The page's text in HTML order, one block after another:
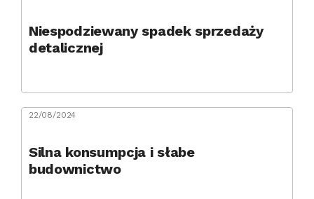
Niespodziewany spadek sprzedaży
detalicznej
22/08/2024
Silna konsumpcja i słabe
budownictwo